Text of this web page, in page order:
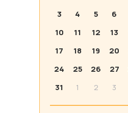
3
4 5 6
10
11 12 13
17
18 19 20
24
25 26 27
31
1 2 3